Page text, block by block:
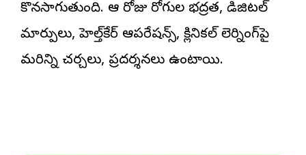
కొనసాగుతుంది. ఆ రోజు రోగుల భద్రత, డిజిటల్
మార్పులు, హెల్త్‌కేర్ ఆపరేషన్స్, క్లినికల్ లెర్నింగ్‌పై
మరిన్ని చర్చలు, ప్రదర్శనలు ఉంటాయి.